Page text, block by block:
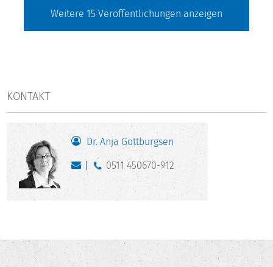
Weitere 15 Veröffentlichungen anzeigen
KONTAKT
Dr. Anja Gottburgsen
0511 450670-912